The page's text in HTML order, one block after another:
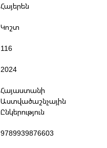
Հայերեն
Կոշտ
116
2024
Հայաստանի
Աստվածաշնչային
Ընկերություն
9789939876603